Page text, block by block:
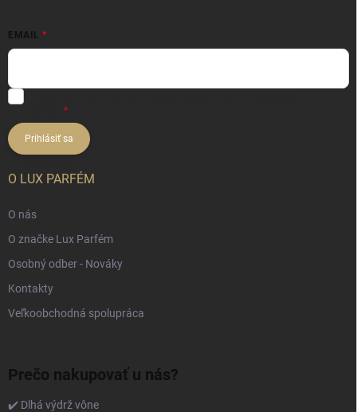
EMAIL
Prihlásiť sa
O LUX PARFÉM
O nás
O značke Lux Parfém
Osobný odber - Nováky
Kontakty
Veľkoobchodná spolupráca
Prečo nakupovať u nás?
✔️ Dlhá výdrž vône